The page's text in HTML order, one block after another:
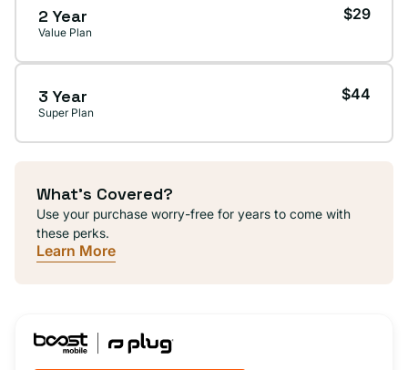
2 Year
Value Plan
$29
3 Year
Super Plan
$44
What's Covered?
Use your purchase worry-free for years to come with
these perks.
Learn More